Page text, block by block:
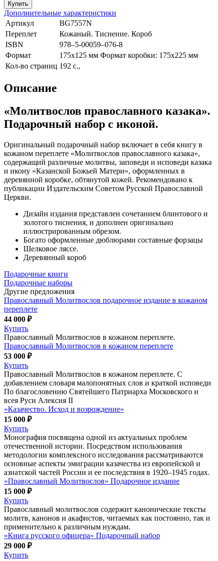
Дополнительные характеристики
Артикул
BG7557N
Переплет
Кожаный. Тиснение. Короб
ISBN
978–5-00059–076-8
Формат
175х125 мм Формат коробки: 175х225 мм
Кол-во страниц 192 с.,
Описание
«Молитвослов православного казака».
Подарочный набор с иконой.
Оригинальный подарочный набор включает в себя книгу в
кожаном переплете «Молитвослов православного казака»,
содержащий различные молитвы, заповеди и исповеди казака
и икону «Казанской Божьей Матери», оформленных в
деревянной коробке, обтянутой кожей. Рекомендовано к
публикации Издательским Советом Русской Православной
Церкви.
Дизайн издания представлен сочетанием блинтового и
золотого тиснения, и дополнен оригинально
иллюстрированным обрезом.
Богато оформленные дюблюрами составные форзацы
Шелковое ляссе.
Деревянный короб
Подарочные книги
Подарочные наборы
Другие предложения
Православный Молитвослов подарочное издание в кожаном
переплете
44 000 ₽
Купить
Православный Молитвослов в кожаном переплете.
Православный Молитвослов в кожаном переплете
53 000 ₽
Купить
Православный Молитвослов в кожаном переплете. С
добавлением словаря малопонятных слов и краткой исповеди
По благословению Святейшего Патриарха Московского и
всея Руси Алексия II
«Казачество. Исход и возрождение»
15 000 ₽
Купить
Монография посвящена одной из актуальных проблем
отечественной истории. Посредством использования
методологии комплексного исследования рассматриваются
основные аспекты эмиграции казачества из европейской и
азиатской частей России и ее последствия в 1920–1945 годах.
«Православный Молитвослов» Подарочное издание
15 000 ₽
Купить
Православный молитвослов содержит канонические тексты
молитв, канонов и акафистов, читаемых как постоянно, так и
применительно к различным нуждам.
«Книга русского офицера» Подарочный набор
29 000 ₽
Купить